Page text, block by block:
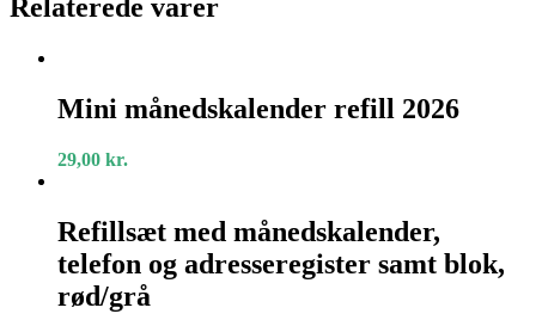
Relaterede varer
månedskalender
refill
Mini månedskalender refill 2026
29,00 kr.
med
månedskalender,
telefon
adresseregister
Refillsæt med månedskalender,
telefon og adresseregister samt blok,
rød/grå